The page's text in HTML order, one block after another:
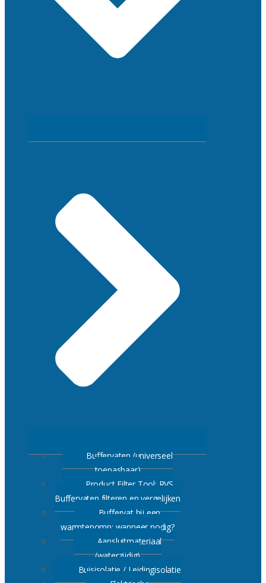
Buffervaten (universeel
toepasbaar)
Product Filter Tool: RVS
Buffervaten filteren en vergelijken
Buffervat bij een
warmtepomp: wanneer nodig?
Aansluitmateriaal
(waterzijdig)
Buisisolatie / Leidingisolatie